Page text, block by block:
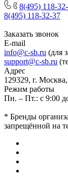
8(495) 118-
8(495) 118-32-37
Заказать звонок
E-mail
info@c-sb.ru (для
support@c-sb.ru
Адрес
129329, г.
Режим работы
Пн. – Пт.: с 9:00
* Бренды
запрещённой на